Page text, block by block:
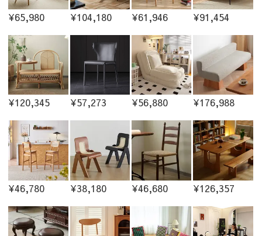
¥65,980 ¥104,180 ¥61,946 ¥91,454
¥120,345 ¥57,273 ¥56,880 ¥176,988
¥46,780 ¥38,180 ¥46,680 ¥126,357